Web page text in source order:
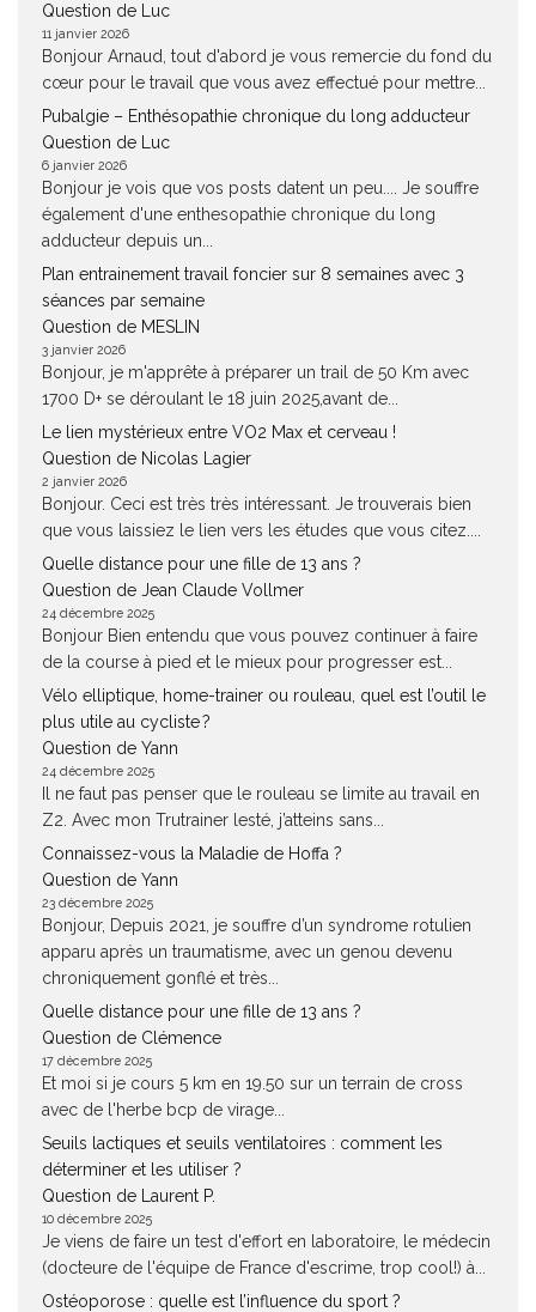
Question de Luc
11 janvier 2026
Bonjour Arnaud, tout d'abord je vous remercie du fond du
cœur pour le travail que vous avez effectué pour mettre...
Pubalgie – Enthésopathie chronique du long adducteur
Question de Luc
6 janvier 2026
Bonjour je vois que vos posts datent un peu.... Je souffre
également d'une enthesopathie chronique du long
adducteur depuis un...
Plan entrainement travail foncier sur 8 semaines avec 3
séances par semaine
Question de MESLIN
3 janvier 2026
Bonjour, je m'apprête à préparer un trail de 50 Km avec
1700 D+ se déroulant le 18 juin 2025,avant de...
Le lien mystérieux entre VO2 Max et cerveau !
Question de Nicolas Lagier
2 janvier 2026
Bonjour. Ceci est très très intéressant. Je trouverais bien
que vous laissiez le lien vers les études que vous citez....
Quelle distance pour une fille de 13 ans ?
Question de Jean Claude Vollmer
24 décembre 2025
Bonjour Bien entendu que vous pouvez continuer à faire
de la course à pied et le mieux pour progresser est...
Vélo elliptique, home-trainer ou rouleau, quel est l’outil le
plus utile au cycliste ?
Question de Yann
24 décembre 2025
Il ne faut pas penser que le rouleau se limite au travail en
Z2. Avec mon Trutrainer lesté, j’atteins sans...
Connaissez-vous la Maladie de Hoffa ?
Question de Yann
23 décembre 2025
Bonjour, Depuis 2021, je souffre d’un syndrome rotulien
apparu après un traumatisme, avec un genou devenu
chroniquement gonflé et très...
Quelle distance pour une fille de 13 ans ?
Question de Clémence
17 décembre 2025
Et moi si je cours 5 km en 19.50 sur un terrain de cross
avec de l'herbe bcp de virage...
Seuils lactiques et seuils ventilatoires : comment les
déterminer et les utiliser ?
Question de Laurent P.
10 décembre 2025
Je viens de faire un test d'effort en laboratoire, le médecin
(docteure de l'équipe de France d'escrime, trop cool!) à...
Ostéoporose : quelle est l’influence du sport ?